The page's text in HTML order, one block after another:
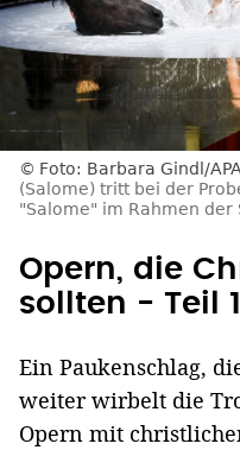
Foto: Barbara Gindl/
(Salome) tritt bei der
"Salome" im Rahmen der
Opern, die
sollten - Teil 1
Ein Paukenschlag,
weiter wirbelt die
Opern mit